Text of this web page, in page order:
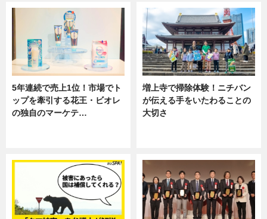
5年連続で売上1位！市場でト
ップを牽引する花王・ビオレ
の独自のマーケテ…
増上寺で掃除体験！ニチバン
が伝える手をいたわることの
大切さ